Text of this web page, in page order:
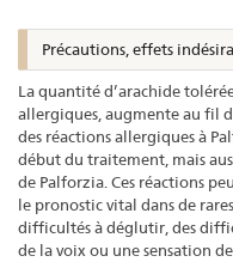
Précautions, effets
La quantité d’arachide
allergiques, augmente au fil
des réactions allergiques à
début du traitement, mais
de Palforzia. Ces réactions
le pronostic vital dans de
difficultés à déglutir, des
de la voix ou une sensation